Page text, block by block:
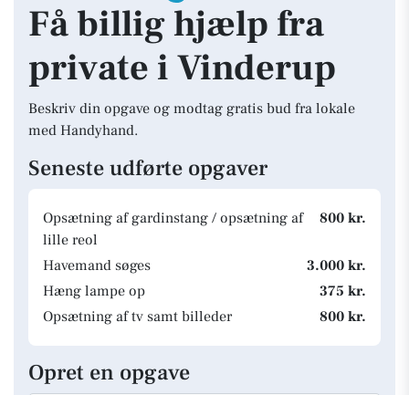
Få billig hjælp fra
private i Vinderup
Beskriv din opgave og modtag gratis bud fra lokale
med Handyhand.
Seneste udførte opgaver
Opsætning af gardinstang / opsætning af
lille reol
800 kr.
Havemand søges
3.000 kr.
Hæng lampe op
375 kr.
Opsætning af tv samt billeder
800 kr.
Opret en opgave